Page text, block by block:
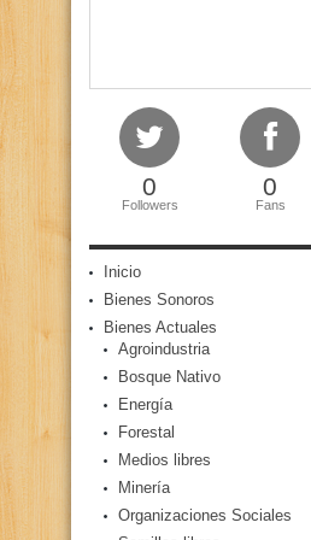
0
Followers
0
Fans
Inicio
Bienes Sonoros
Bienes Actuales
Agroindustria
Bosque Nativo
Energía
Forestal
Medios libres
Minería
Organizaciones Sociales